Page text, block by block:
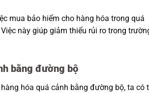
mua bảo hiểm cho hàng hóa trong quá
này giúp giảm thiểu rủi ro trong
bằng đường bộ
hóa quá cảnh bằng đường bộ, ta có